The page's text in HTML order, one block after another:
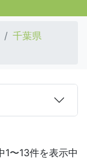
千葉県
1〜13件を表示中